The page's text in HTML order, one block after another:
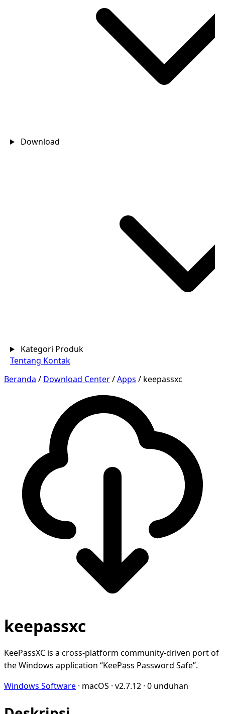
Download
Kategori Produk
Tentang Kontak
Beranda / Download Center/Apps / keepassxc
keepassxc
KeePassXC is a cross-platform community-driven port of
the Windows application “KeePass Password Safe”.
Windows Software · macOS · v2.7.12 · 0 unduhan